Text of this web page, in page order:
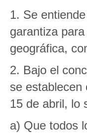
1. Se
garantiza
geográfica,
2. Bajo el
se establecen
15 de abril, lo
a) Que todos